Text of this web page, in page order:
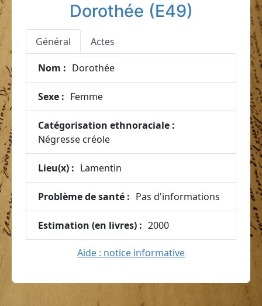
Dorothée (E49)
Général Actes
Nom : Dorothée
Sexe : Femme
Catégorisation ethnoraciale :
Négresse créole
Lieu(x) : Lamentin
Problème de santé : Pas d'informations
Estimation (en livres) : 2000
Aide : notice informative